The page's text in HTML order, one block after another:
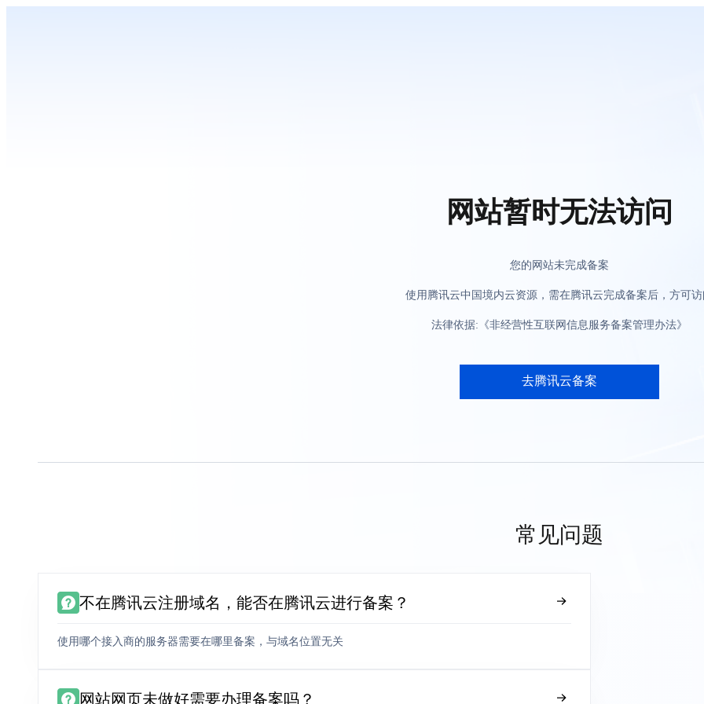
网站暂时无法访问
您的网站未完成备案
使用腾讯云中国境内云资源，需在腾讯云完成备案后，方可
法律依据:《非经营性互联网信息服务备案管理办法》
去腾讯云备案
常见问题
不在腾讯云注册域名，能否在腾讯云进行备案？
使用哪个接入商的服务器需要在哪里备案，与域名位置无关
网站网页未做好需要办理备案吗？